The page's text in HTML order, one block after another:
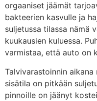
orgaaniset jäämät
bakteerien kasvulle ja
suljetussa tilassa nämä
kuukausien kuluessa.
varmistaa, että auto on
Talvivarastoinnin
sisätila on pitkään
pinnoille on jäänyt